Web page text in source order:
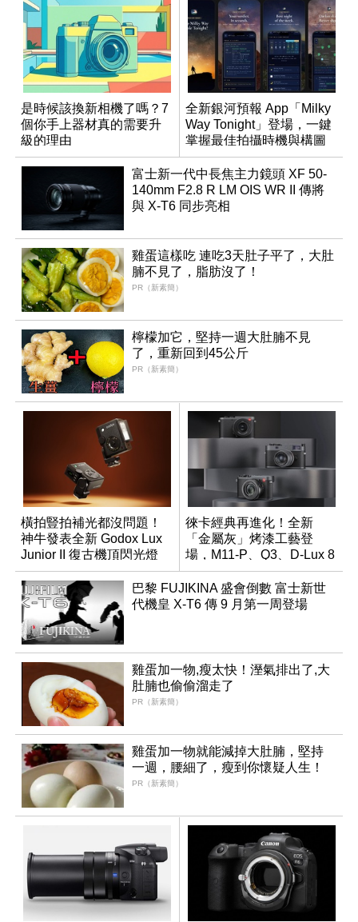
是時候該換新相機了嗎？7
個你手上器材真的需要升
級的理由
全新銀河預報 App「Milky
Way Tonight」登場，一鍵
掌握最佳拍攝時機與構圖
富士新一代中長焦主力鏡頭 XF 50-
140mm F2.8 R LM OIS WR II 傳將
與 X-T6 同步亮相
雞蛋這樣吃 連吃3天肚子平了，大肚
腩不見了，脂肪沒了！
PR（新素簡）
檸檬加它，堅持一週大肚腩不見
了，重新回到45公斤
PR（新素簡）
橫拍豎拍補光都沒問題！
神牛發表全新 Godox Lux
Junior II 復古機頂閃光燈
徠卡經典再進化！全新
「金屬灰」烤漆工藝登
場，M11-P、Q3、D-Lux 8
領銜換裝
巴黎 FUJIKINA 盛會倒數 富士新世
代機皇 X-T6 傳 9 月第一周登場
雞蛋加一物,瘦太快！溼氣排出了,大
肚腩也偷偷溜走了
PR（新素簡）
雞蛋加一物就能減掉大肚腩，堅持
一週，腰細了，瘦到你懷疑人生！
PR（新素簡）